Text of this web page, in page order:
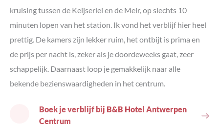
kruising tussen de Keijserlei en de Meir, op slechts 10
minuten lopen van het station. Ik vond het verblijf hier heel
prettig. De kamers zijn lekker ruim, het ontbijt is prima en
de prijs per nacht is, zeker als je doordeweeks gaat, zeer
schappelijk. Daarnaast loop je gemakkelijk naar alle
bekende bezienswaardigheden in het centrum.
Boek je verblijf bij B&B Hotel Antwerpen
Centrum